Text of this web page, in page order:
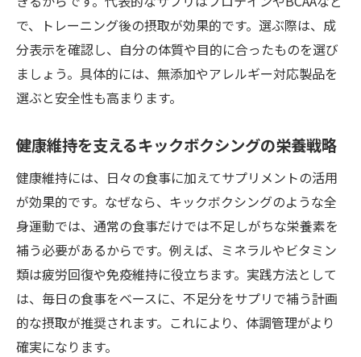
で、トレーニング後の摂取が効果的です。選ぶ際は、成
分表示を確認し、自分の体質や目的に合ったものを選び
ましょう。具体的には、無添加やアレルギー対応製品を
選ぶと安全性も高まります。
健康維持を支えるキックボクシングの栄養戦略
健康維持には、日々の食事に加えてサプリメントの活用
が効果的です。なぜなら、キックボクシングのような全
身運動では、通常の食事だけでは不足しがちな栄養素を
補う必要があるからです。例えば、ミネラルやビタミン
類は疲労回復や免疫維持に役立ちます。実践方法として
は、毎日の食事をベースに、不足分をサプリで補う計画
的な摂取が推奨されます。これにより、体調管理がより
確実になります。